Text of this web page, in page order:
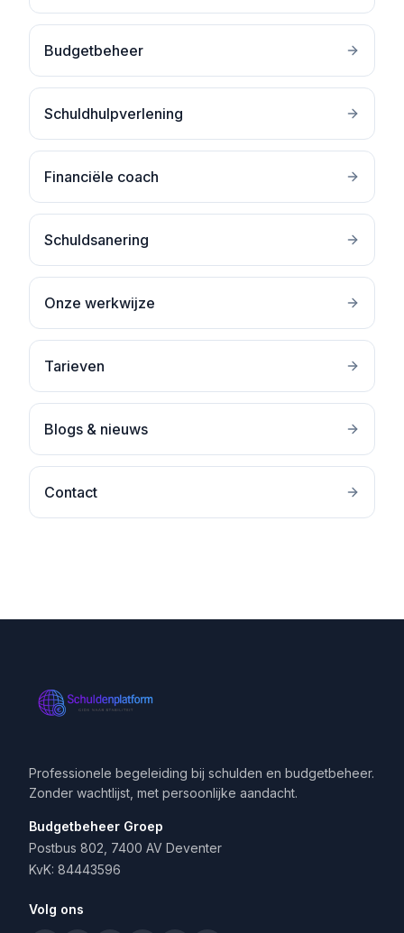
Budgetbeheer
Schuldhulpverlening
Financiële coach
Schuldsanering
Onze werkwijze
Tarieven
Blogs & nieuws
Contact
Professionele begeleiding bij schulden en budgetbeheer.
Zonder wachtlijst, met persoonlijke aandacht.
Budgetbeheer Groep
Postbus 802, 7400 AV Deventer
KvK: 84443596
Volg ons